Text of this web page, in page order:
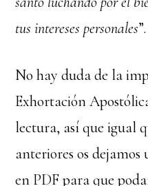
tus intereses personales”.
No hay duda de la
Exhortación
lectura, así que igual
anteriores os dejamos
en PDF para que